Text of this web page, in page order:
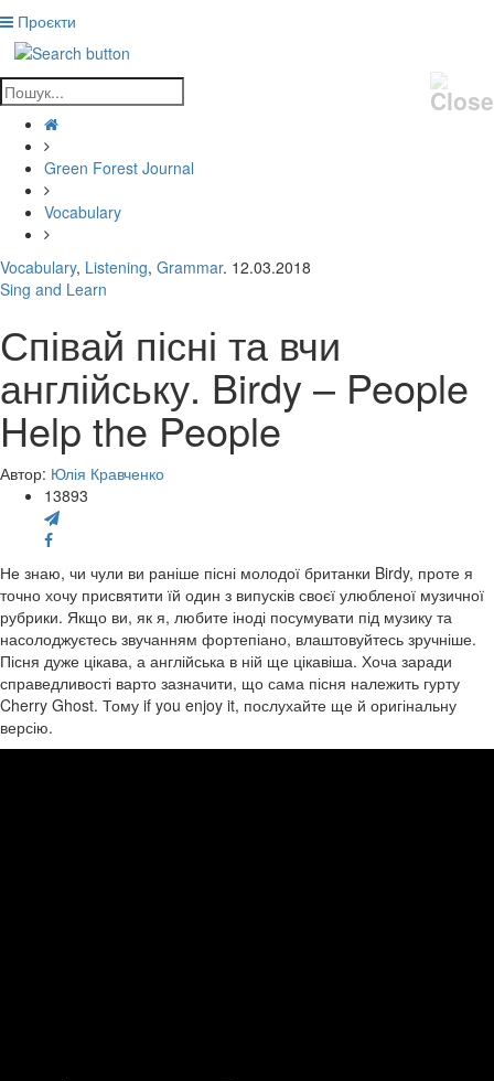
Проєкти
Green Forest Journal
Vocabulary
Vocabulary, Listening, Grammar. 12.03.2018
Sing and Learn
Співай пісні та вчи
англійську. Birdy – People
Help the People
Автор: Юлія Кравченко
13893
Не знаю, чи чули ви раніше пісні молодої британки Birdy, проте я
точно хочу присвятити їй один з випусків своєї улюбленої музичної
рубрики. Якщо ви, як я, любите іноді посумувати під музику та
насолоджуєтесь звучанням фортепіано, влаштовуйтесь зручніше.
Пісня дуже цікава, а англійська в ній ще цікавіша. Хоча заради
справедливості варто зазначити, що сама пісня належить гурту
Cherry Ghost. Тому if you enjoy it, послухайте ще й оригінальну
версію.